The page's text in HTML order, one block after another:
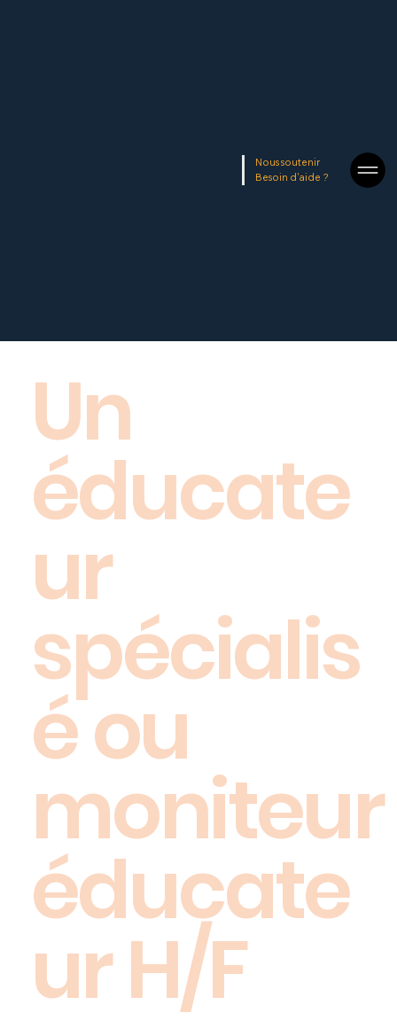
Nous soutenir
Besoin d'aide ?
Un
éducate
ur
spécialis
é ou
moniteur
éducate
ur H/F